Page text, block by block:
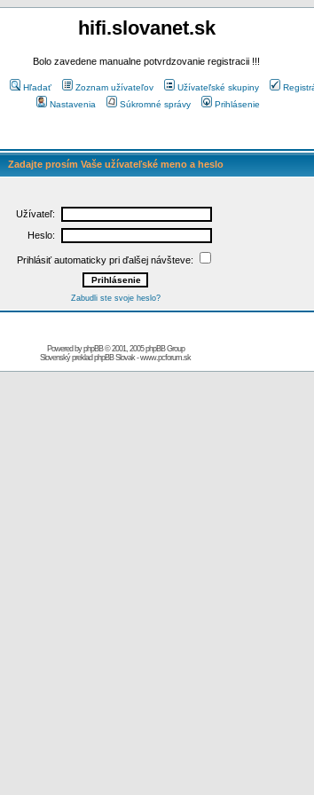
hifi.slovanet.sk
Bolo zavedene manualne potvrdzovanie registracii !!!
Hľadať Zoznam užívateľov Užívateľské skupiny
Nastavenia
Súkromné správy Prihlásenie
Zadajte prosím Vaše užívateľské meno a heslo
Užívateľ:
Heslo:
Prihlásiť automaticky pri ďalšej návšteve:
Zabudli ste svoje heslo?
Powered byphpBB© 2001, 2005 phpBB Group
Slovenský preklad phpBB Slovak-www.pcforum.sk